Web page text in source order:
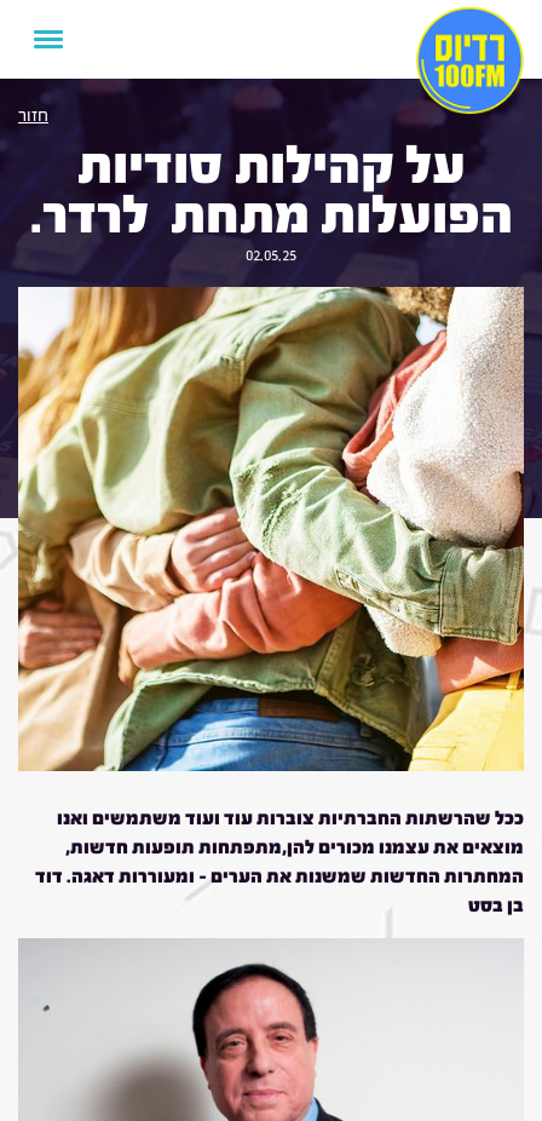
חזור
על קהילות סודיות
הפועלות מתחת לרדר.
02.05.25
ככל שהרשתות החברתיות צוברות עוד ועוד משתמשים ואנו
מוצאים את עצמנו מכורים להן,מתפתחות תופעות חדשות,
המחתרות החדשות שמשנות את הערים – ומעוררות דאגה. דוד
בן בסט